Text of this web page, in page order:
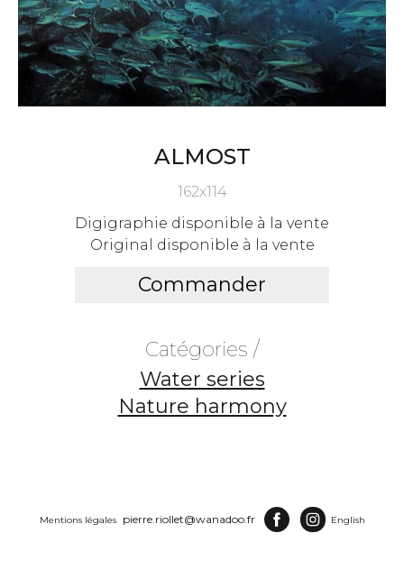
ALMOST
162x114
Digigraphie disponible à la vente
Original disponible à la vente
Commander
Catégories /
Water series
Nature harmony
Mentions légales pierre.riollet@wanadoo.fr English